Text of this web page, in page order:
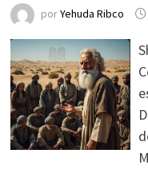
porYehuda Ribco